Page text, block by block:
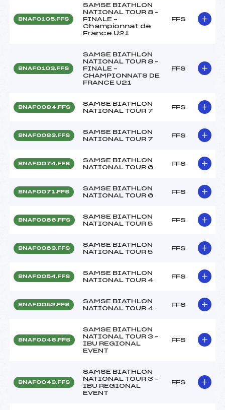
BNAF0105.FFS
SAMSE BIATHLON
NATIONAL TOUR 8 –
FINALE –
Championnat de
France U21
FFS
BNAF0103.FFS
SAMSE BIATHLON
NATIONAL TOUR 8 –
FINALE –
CHAMPIONNATS DE
FRANCE U21
FFS
BNAF0084.FFS
SAMSE BIATHLON
NATIONAL TOUR 7
FFS
BNAF0083.FFS
SAMSE BIATHLON
NATIONAL TOUR 7
FFS
BNAF0074.FFS
SAMSE BIATHLON
NATIONAL TOUR 6
FFS
BNAF0071.FFS
SAMSE BIATHLON
NATIONAL TOUR 6
FFS
BNAF0066.FFS
SAMSE BIATHLON
NATIONAL TOUR 5
FFS
BNAF0063.FFS
SAMSE BIATHLON
NATIONAL TOUR 5
FFS
BNAF0054.FFS
SAMSE BIATHLON
NATIONAL TOUR 4
FFS
BNAF0052.FFS
SAMSE BIATHLON
NATIONAL TOUR 4
FFS
BNAF0046.FFS
SAMSE BIATHLON
NATIONAL TOUR 3 –
IBU REGIONAL
EVENT
FFS
BNAF0043.FFS
SAMSE BIATHLON
NATIONAL TOUR 3 –
IBU REGIONAL
EVENT
FFS